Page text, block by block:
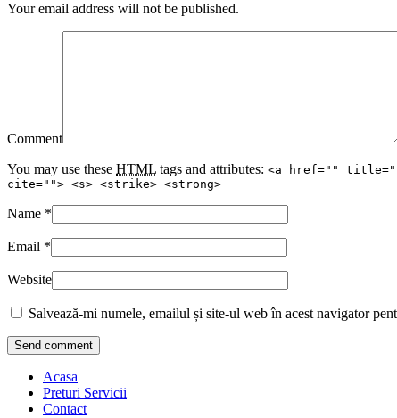
Your email address will not be published.
Comment
You may use these HTML tags and attributes: <a href=""
cite=""> <s> <strike> <strong>
Name *
Email *
Website
Salvează-mi numele, emailul și site-ul web în acest navigator
Acasa
Preturi Servicii
Contact